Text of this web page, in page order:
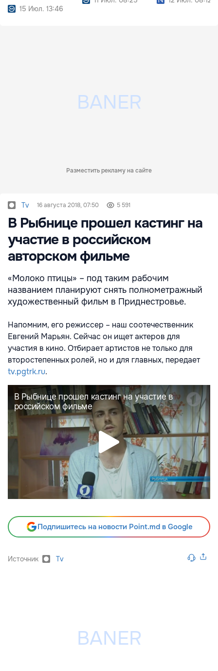
года15 Июл. 13:46
Разместить рекламу на сайте
Tv 16 августа 2018, 07:50 5 591
В Рыбнице прошел кастинг на
участие в российском
авторском фильме
«Молоко птицы» – под таким рабочим
названием планируют снять полнометражный
художественный фильм в Приднестровье.
Напомним, его режиссер – наш соотечественник
Евгений Марьян. Сейчас он ищет актеров для
участия в кино. Отбирает артистов не только для
второстепенных ролей, но и для главных, передает
tv.pgtrk.ru.
Подпишитесь на новости Point.md в Google
Источник Tv